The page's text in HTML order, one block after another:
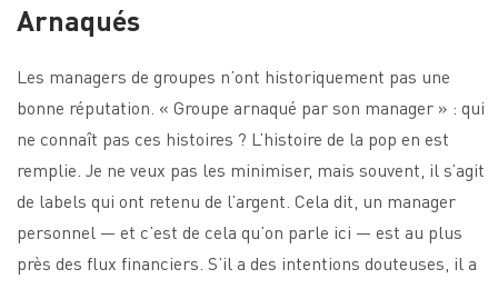
Arnaqués
Les managers de groupes n’ont historiquement pas une
bonne réputation. « Groupe arnaqué par son manager » : qui
ne connaît pas ces histoires ? L’histoire de la pop en est
remplie. Je ne veux pas les minimiser, mais souvent, il s’agit
de labels qui ont retenu de l’argent. Cela dit, un manager
personnel — et c’est de cela qu’on parle ici — est au plus
près des flux financiers. S’il a des intentions douteuses, il a